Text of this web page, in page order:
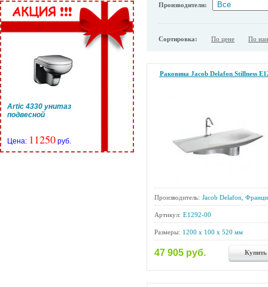
Artic 4330 унитаз
подвесной
Цена: 11250 руб.
Производители:
Сортировка: По цене По
Раковина Jacob Delafon Stillness
Производитель: Jacob Delafon,
Артикул: E1292-00
Размеры: 1200 x 100 x 520 мм
47 905 руб. Купить